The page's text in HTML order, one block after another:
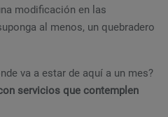
modificación en las
al menos, un quebradero
va a estar de aquí a un mes?
servicios que contemplen